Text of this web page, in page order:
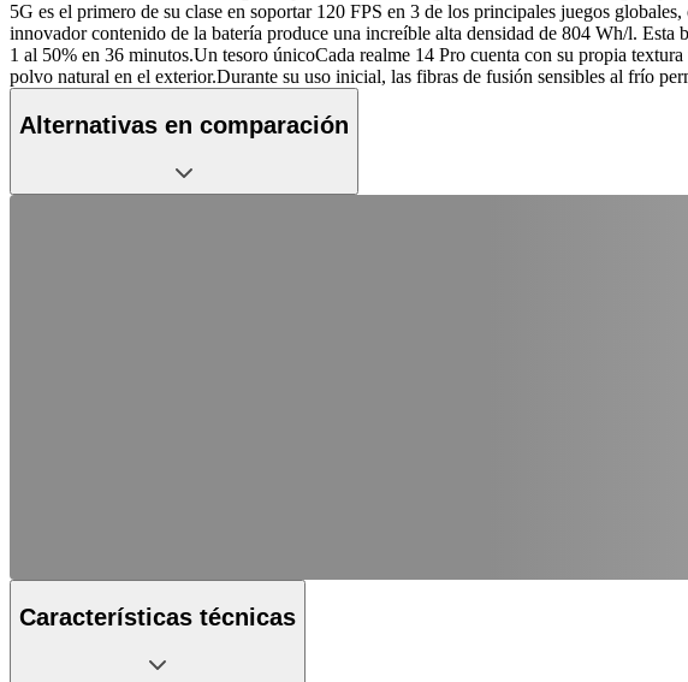
5G es el primero de su clase en soportar 120 FPS en 3 de los principales juegos
innovador contenido de la batería produce una increíble alta densidad de 804 Wh/l.
1 al 50% en 36 minutos.Un tesoro únicoCada realme 14 Pro cuenta con su propia
polvo natural en el exterior.Durante su uso inicial, las fibras de fusión sensibles al frío
Alternativas en comparación
Características técnicas